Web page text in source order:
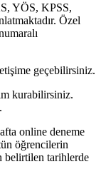
YÖS, KPSS,
Özel
geçebilirsiniz.
kurabilirsiniz.
online deneme
öğrencilerin
belirtilen tarihlerde